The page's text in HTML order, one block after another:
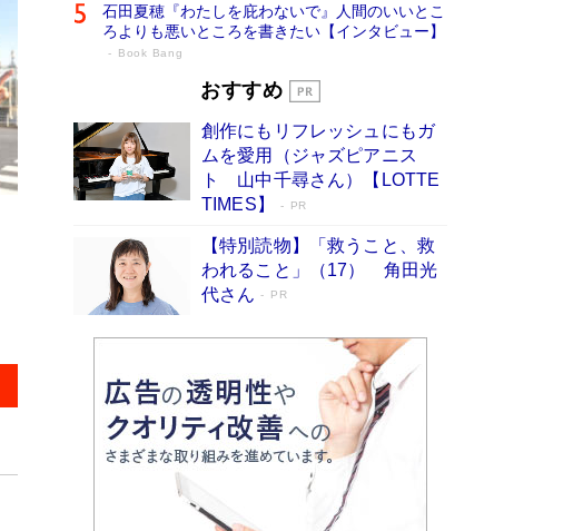
石田夏穂『わたしを庇わないで』人間のいいとこ
ろよりも悪いところを書きたい【インタビュー】
Book Bang
73歳でも働くしかない 「老後レス時代」
「なんで？ そんな馬鹿な……」90歳になった作
家・阿刀田高さんが、ひとり暮らしの生活を明か
す
Book Bang
グに『容疑者Xの献身』『白夜行』など代表作が
並ぶ［文庫ベストセラー］
Book Bang
和田秀樹の70代、80代向け新書がベスト3を独
「『火垂るの墓』は、大嘘である」原作者が抱き
続けた“自責の念”とは…「自己憐憫は描きたくな
い」監督が徹底的にこだわったこと（後編） #
戦争の記憶
Book Bang
おすすめ
創作にもリフレッシュにもガ
ムを愛用（ジャズピアニス
ト 山中千尋さん）【LOTTE
TIMES】
PR
【特別読物】「救うこと、救
われること」（17） 角田光
代さん
PR